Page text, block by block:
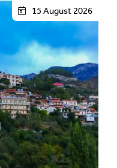
15 August 2026